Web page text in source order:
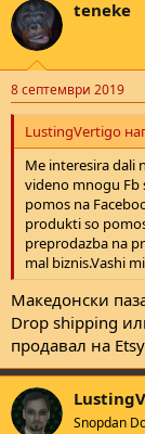
teneke
8 септември 2019
LustingVertigo
Me interesira dali
videno mnogu
pomos na
produkti so
preprodazba na
mal biznis.Vashi
Македонски
Drop shipping
продавал на
Snopdan